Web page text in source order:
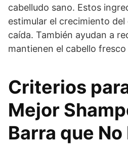
cabelludo sano. Estos
estimular el crecimiento
caída. También ayudan a
mantienen el cabello
Criterios
Mejor
Barra que